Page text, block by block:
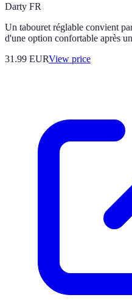
Darty FR
Un tabouret réglable convient
d'une option confortable après
31.99 EURView price